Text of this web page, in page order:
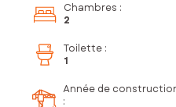
Chambres :
2
Toilette :
1
Année de
: